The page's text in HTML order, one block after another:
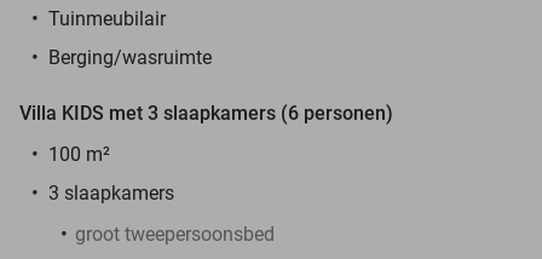
Tuinmeubilair
Berging/wasruimte
Villa KIDS met 3 slaapkamers (6 personen)
100 m²
3 slaapkamers
groot tweepersoonsbed